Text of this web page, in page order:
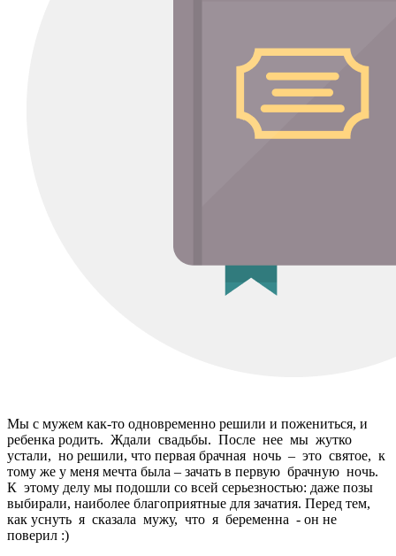
Мы с мужем как-то одновременно решили и пожениться, и
ребенка родить. Ждали свадьбы. После нее мы жутко
устали, но решили, что первая брачная ночь – это святое, к
тому же у меня мечта была – зачать в первую брачную ночь.
К этому делу мы подошли со всей серьезностью: даже позы
выбирали, наиболее благоприятные для зачатия. Перед тем,
как уснуть я сказала мужу, что я беременна - он не
поверил :)